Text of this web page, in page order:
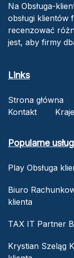
Na Obsługa-
obsługi klientów
recenzować
jest, aby firmy
Links
Strona główna
Kontakt
Kraje
Popularne
Play Obsługa
Biuro
klienta
TAX IT Partner
Krystian Szeląg